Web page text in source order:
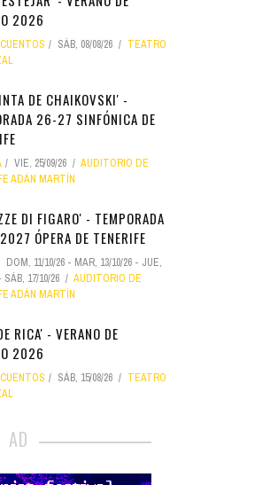
2026
SÁB, 08/08/26
TEATRO
DE CHAIKOVSKI' -
26-27 SINFÓNICA DE
VIE, 25/09/26
AUDITORIO DE
ADÁN MARTÍN
DI FIGARO' - TEMPORADA
ÓPERA DE TENERIFE
DOM, 11/10/26 - MAR, 13/10/26 - JUE,
SÁB, 17/10/26
AUDITORIO DE
ADÁN MARTÍN
RICA' - VERANO DE
2026
SÁB, 15/08/26
TEATRO
AD